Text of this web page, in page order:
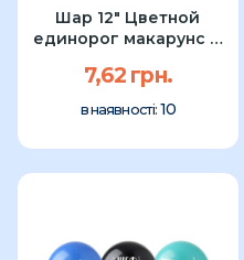
Шар 12" Цветной
единорог макарунс (1
7,62 грн.
в наявності: 10